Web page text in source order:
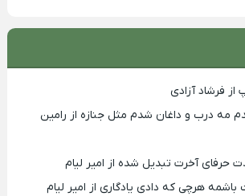
فرشاد آزادی
مه درب و داغان شدم مثل جنازه از رامین
حرفای آخرت تبدیل شده از امیر لیام
باشمه هرچی که دادی یادگاری از امیر لیام